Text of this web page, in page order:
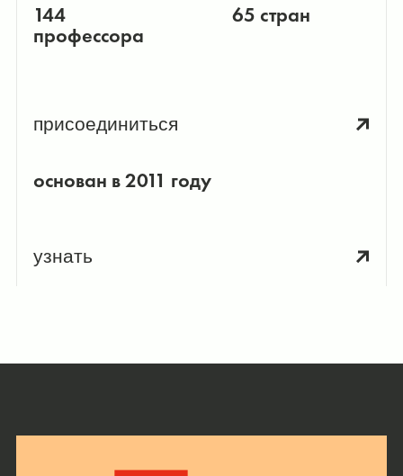
144
профессора
65 стран
присоединиться
основан в 2011 году
узнать